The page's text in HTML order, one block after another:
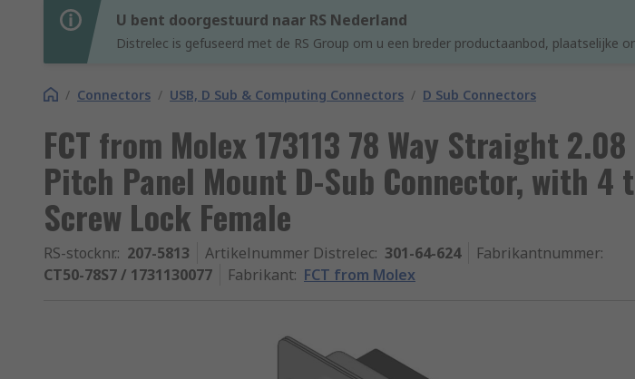
U bent doorgestuurd naar RS Nederland
Distrelec is gefuseerd met de RS Group om u een breder productaanbod, plaatselijke
/ Connectors / USB, D Sub & Computing Connectors / D Sub Connectors
FCT from Molex 173113 78 Way Straight
Pitch Panel Mount D-Sub Connector, with 4
Screw Lock Female
RS-stocknr.: 207-5813 Artikelnummer Distrelec: 301-64-624 Fabrikantnummer:
CT50-78S7 / 1731130077
Fabrikant: FCT from Molex